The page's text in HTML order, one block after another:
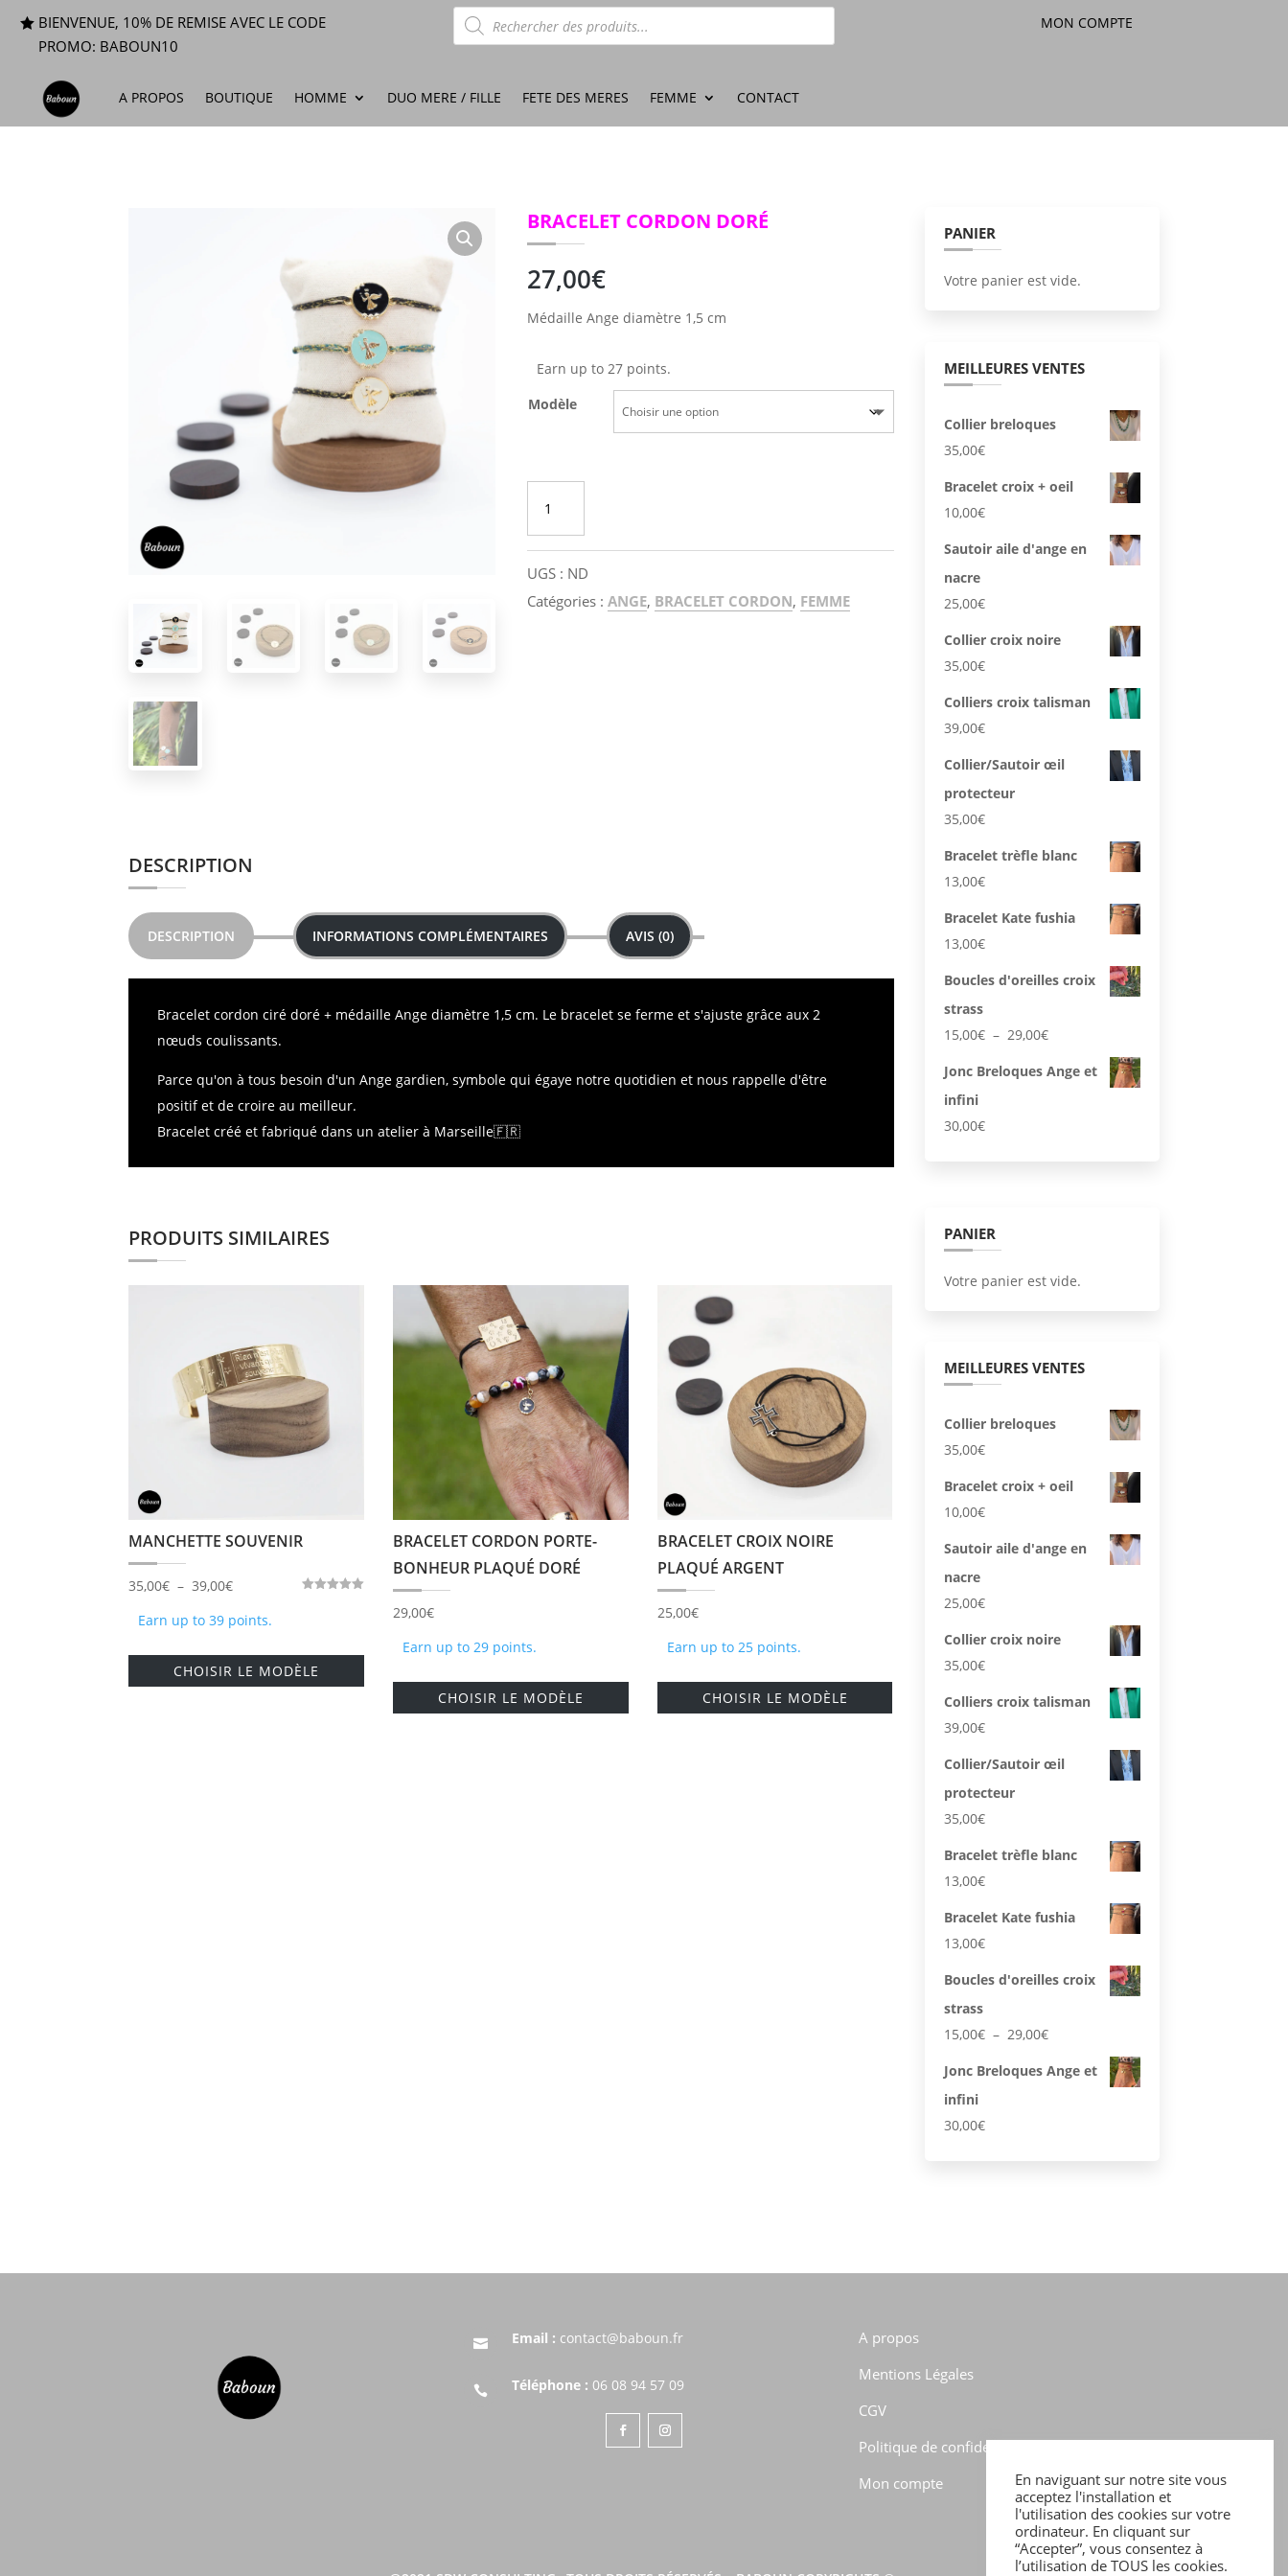
BIENVENUE, 10% DE REMISE AVEC LE CODE
PROMO: BABOUN10
Recherche
de
produits
MON COMPTE
A PROPOS BOUTIQUE HOMME DUO MERE / FILLE FETE DES MERES FEMME CONTACT
BRACELET CORDON DORÉ
27,00€
Médaille Ange diamètre 1,5 cm
Earn up to 27 points.
Modèle
Bracelet
cordon
doré
UGS : ND
Catégories : ANGE, BRACELET CORDON, FEMME
DESCRIPTION
DESCRIPTION INFORMATIONS COMPLÉMENTAIRES AVIS (0)
Bracelet cordon ciré doré + médaille Ange diamètre 1,5 cm. Le bracelet se ferme et s'ajuste grâce aux 2
nœuds coulissants.
Parce qu'on à tous besoin d'un Ange gardien, symbole qui égaye notre quotidien et nous rappelle d'être
positif et de croire au meilleur.
Bracelet créé et fabriqué dans un atelier à Marseille🇫🇷
PRODUITS SIMILAIRES
MANCHETTE SOUVENIR
35,00€ – 39,00€Plage
35,00€
à
Earn up to 39 points.
CHOISIR LE MODÈLE
Ce
produit
BRACELET CORDON PORTE-
BONHEUR PLAQUÉ DORÉ
29,00€
Earn up to 29 points.
CHOISIR LE MODÈLE
Ce
BRACELET CROIX NOIRE
PLAQUÉ ARGENT
25,00€
Earn up to 25 points.
CHOISIR LE MODÈLE
Ce
PANIER
Votre panier est vide.
MEILLEURES VENTES
Collier breloques
35,00€
Bracelet croix + oeil
10,00€
Sautoir aile d'ange en
nacre
25,00€
Collier croix noire
35,00€
Colliers croix talisman
39,00€
Collier/Sautoir œil
protecteur
35,00€
Bracelet trèfle blanc
13,00€
Bracelet Kate fushia
13,00€
Boucles d'oreilles croix
strass
15,00€ – 29,00€Plage
prix :
Jonc Breloques Ange et
infini
30,00€
PANIER
Votre panier est vide.
MEILLEURES VENTES
Collier breloques
35,00€
Bracelet croix + oeil
10,00€
Sautoir aile d'ange en
nacre
25,00€
Collier croix noire
35,00€
Colliers croix talisman
39,00€
Collier/Sautoir œil
protecteur
35,00€
Bracelet trèfle blanc
13,00€
Bracelet Kate fushia
13,00€
Boucles d'oreilles croix
strass
15,00€ – 29,00€Plage
prix :
Jonc Breloques Ange et
infini
30,00€
 Email : contact@baboun.fr
 Téléphone : 06 08 94 57 09
A propos
Mentions Légales
CGV
Politique de confidentialité
Mon compte
En naviguant sur notre site vous
acceptez l'installation et
l'utilisation des cookies sur votre
ordinateur. En cliquant sur
“Accepter”, vous consentez à
l’utilisation de TOUS les cookies.